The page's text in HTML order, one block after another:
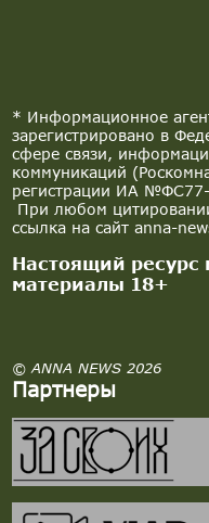
* Информационное
зарегистрировано в
сфере связи,
коммуникаций
регистрации ИА
При любом
ссылка на сайт anna-
Настоящий ресурс
материалы 18+
© ANNA NEWS 2026
Партнеры